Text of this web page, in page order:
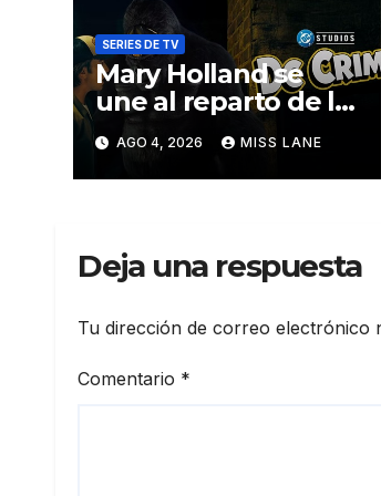
SERIES DE TV
Mary Holland se
une al reparto de la
serie de DC sobre
Jimmy Olsen
AGO 4, 2026 MISS LANE
Deja una respuesta
Tu dirección de correo electrónico
Comentario *